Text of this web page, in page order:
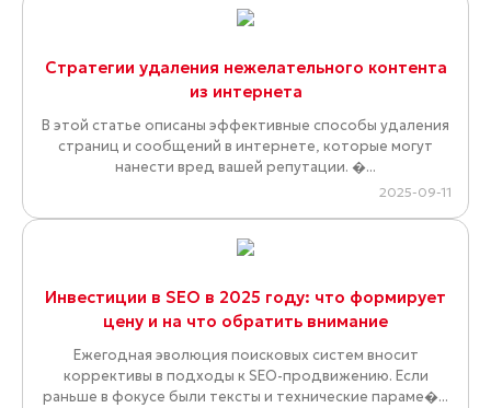
Стратегии удаления нежелательного контента
из интернета
В этой статье описаны эффективные способы удаления
страниц и сообщений в интернете, которые могут
нанести вред вашей репутации. �...
2025-09-11
Инвестиции в SEO в 2025 году: что формирует
цену и на что обратить внимание
Ежегодная эволюция поисковых систем вносит
коррективы в подходы к SEO-продвижению. Если
раньше в фокусе были тексты и технические параме�...